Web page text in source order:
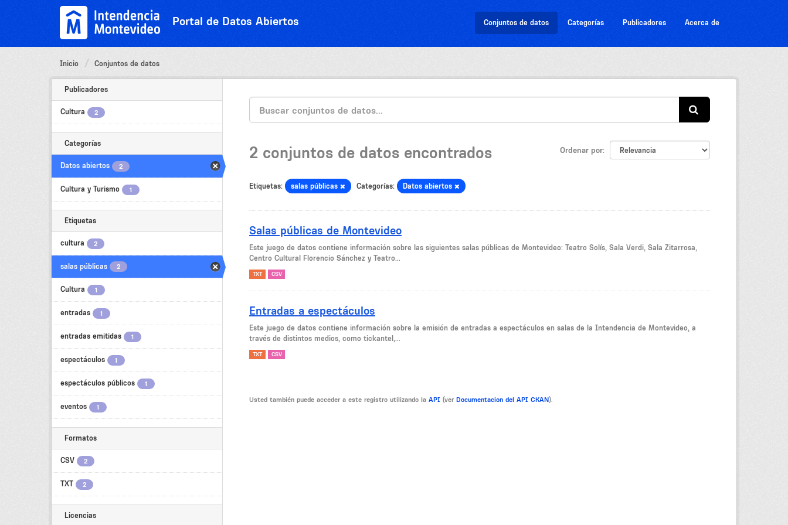
Portal de Datos Abiertos Conjuntos de datos Categorías Publicadores Acerca de
Inicio Conjuntos de datos
Publicadores
Cultura 2
Categorías
Datos abiertos 2
Cultura y Turismo 1
Etiquetas
cultura 2
salas públicas 2
Cultura 1
entradas 1
entradas emitidas 1
espectáculos 1
espectáculos públicos 1
eventos 1
Formatos
CSV 2
TXT 2
Licencias
Ordenar por
2 conjuntos de datos encontrados
Etiquetas: salas públicas Categorías: Datos abiertos
Salas públicas de Montevideo
Este juego de datos contiene información sobre las siguientes salas públicas de Montevideo: Teatro Solís, Sala Verdi, Sala Zitarrosa,
Centro Cultural Florencio Sánchez y Teatro...
TXT CSV
Entradas a espectáculos
Este juego de datos contiene información sobre la emisión de entradas a espectáculos en salas de la Intendencia de Montevideo, a
través de distintos medios, como tickantel,...
TXT CSV
Usted también puede acceder a este registro utilizando la API (ver Documentacion del API CKAN).